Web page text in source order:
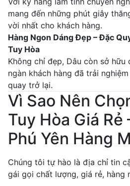
mang đến những phút giây
vời nhất cho khách hàng.
Hàng Ngon Dáng Đẹp – Đặc
Tuy Hòa
Không chỉ đẹp, Dâu còn sở hữu
ngàn khách hàng đã trải
quay trở lại.
Vì Sao Nên
Tuy Hòa Giá Rẻ
Phú Yên Hàng
Chúng tôi tự hào là địa chỉ tin
gái gọi chất lượng, giá rẻ, hàng